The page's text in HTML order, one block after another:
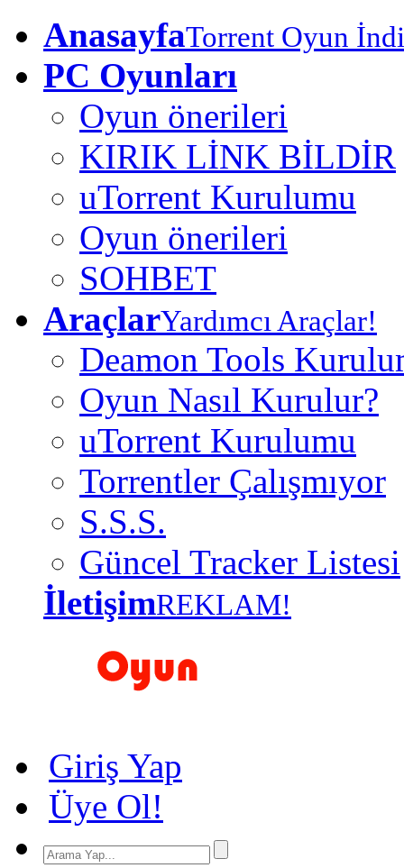
AnasayfaTorrent Oyun
PC Oyunları
Oyun önerileri
KIRIK LİNK BİLDİR
uTorrent Kurulumu
Oyun önerileri
SOHBET
AraçlarYardımcı Araçlar!
Deamon Tools
Oyun Nasıl Kurulur?
uTorrent Kurulumu
Torrentler Çalışmıyor
S.S.S.
Güncel Tracker Listesi
İletişimREKLAM!
Giriş Yap
Üye Ol!